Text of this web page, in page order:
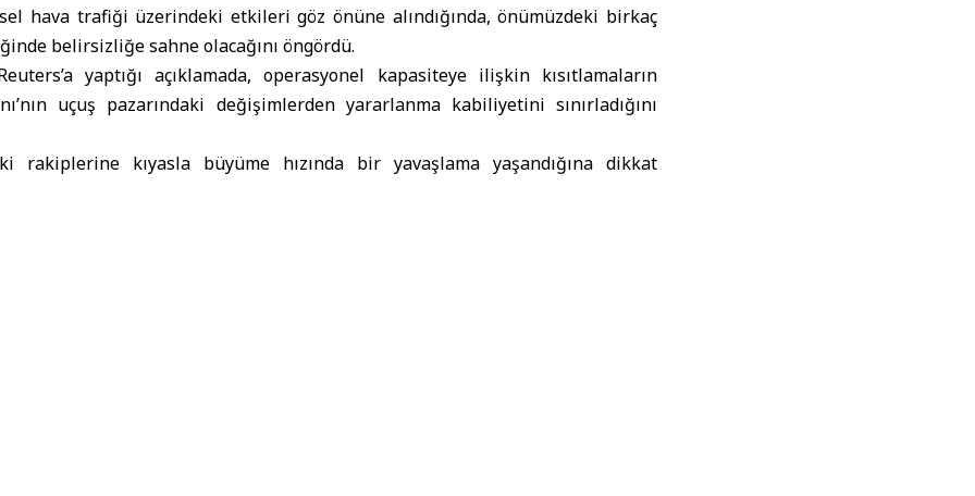
hava trafiği üzerindeki etkileri göz önüne alındığında, önümüzdeki birkaç
belirsizliğe sahne olacağını öngördü.
yaptığı açıklamada, operasyonel kapasiteye ilişkin kısıtlamaların
uçuş pazarındaki değişimlerden yararlanma kabiliyetini sınırladığını
rakiplerine kıyasla büyüme hızında bir yavaşlama yaşandığına dikkat